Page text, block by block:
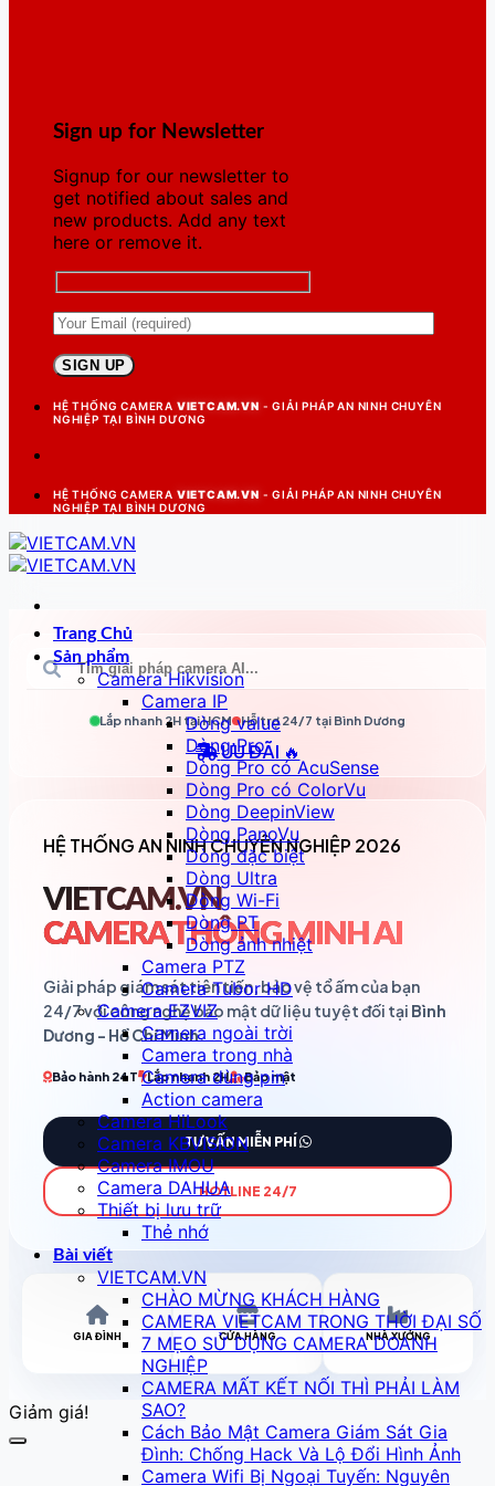
Sign up for Newsletter
Signup for our newsletter to
get notified about sales and
new products. Add any text
here or remove it.
HỆ THỐNG CAMERA VIETCAM.VN - GIẢI PHÁP AN NINH CHUYÊN
NGHIỆP TẠI BÌNH DƯƠNG
HỆ THỐNG CAMERA VIETCAM.VN - GIẢI PHÁP AN NINH CHUYÊN
NGHIỆP TẠI BÌNH DƯƠNG
Trang Chủ
Sản phẩm
Camera Hikvision
Camera IP
Dòng value
Dòng Pro
Dòng Pro có AcuSense
Dòng Pro có ColorVu
Dòng DeepinView
Dòng PanoVu
Dòng đặc biệt
Dòng Ultra
Dòng Wi-Fi
Dòng PT
Dòng ảnh nhiệt
Camera PTZ
Camera Tubor HD
Camera EZVIZ
Camera ngoài trời
Camera trong nhà
Camera dùng pin
Action camera
Camera HiLook
Camera KBVISION
Camera IMOU
Camera DAHUA
Thiết bị lưu trữ
Thẻ nhớ
Bài viết
VIETCAM.VN
CHÀO MỪNG KHÁCH HÀNG
CAMERA VIETCAM TRONG THỜI ĐẠI SỐ
7 MẸO SỬ DỤNG CAMERA DOANH
NGHIỆP
CAMERA MẤT KẾT NỐI THÌ PHẢI LÀM
SAO?
Cách Bảo Mật Camera Giám Sát Gia
Đình: Chống Hack Và Lộ Đổi Hình Ảnh
Camera Wifi Bị Ngoại Tuyến: Nguyên
Lắp nhanh 2H tạiHCM Hỗ trợ 24/7 tại Bình Dương
ƯU ĐÃI 🔥
HỆ THỐNG AN NINH CHUYÊN NGHIỆP 2026
VIETCAM.VN
CAMERA THÔNG MINH AI
Giải pháp giám sát tiên tiến, bảo vệ tổ ấm của bạn
24/7 với công nghệ bảo mật dữ liệu tuyệt đối tại Bình
Dương - Hồ Chí Minh.
Bảo hành 24T Lắp nhanh 2H Bảo mật
TƯ VẤN MIỄN PHÍ
HOTLINE 24/7
GIA ĐÌNH CỬA HÀNG NHÀ XƯỞNG
Giảm giá!